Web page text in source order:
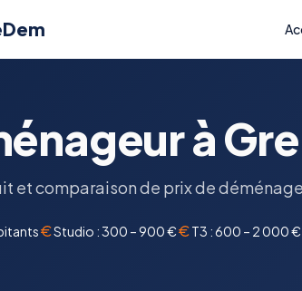
à
et comparaison de prix de
Studio :300 – 900 € T3 :600 – 2 000 €